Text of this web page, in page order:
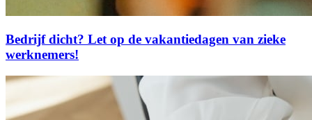
Bedrijf dicht? Let op de vakantiedagen van zieke
werknemers!